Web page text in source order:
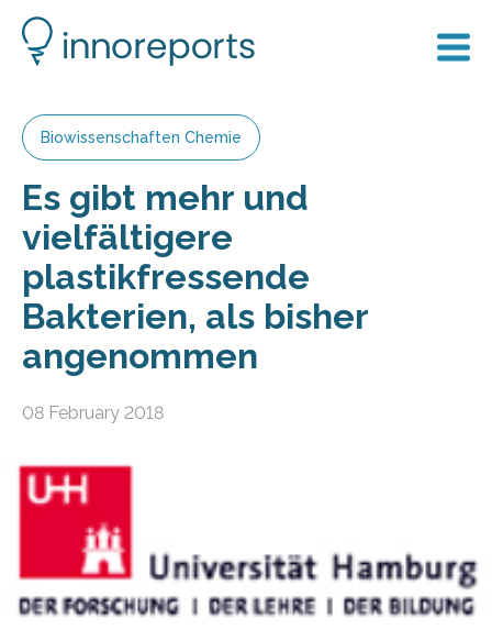
Biowissenschaften Chemie
Es gibt mehr und
vielfältigere
plastikfressende
Bakterien, als bisher
angenommen
08 February 2018